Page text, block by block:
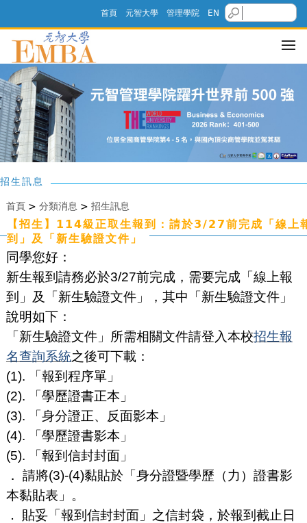
首頁 元智大學 管理學院 EN
招生訊息
首頁> 分類消息 > 招生訊息
【招生】114級正取生報到：請於3/27前完成「線上
到」及「新生驗證文件」
同學您好：
新生報到請務必於3/27前完成，需要完成「線上報
到」及「新生驗證文件」，其中「新生驗證文件」
說明如下：
「新生驗證文件」所需相關文件請登入本校招生報
名查詢系統之後可下載：
(1). 「報到程序單」
(2). 「學歷證書正本」
(3). 「身分證正、反面影本」
(4). 「學歷證書影本」
(5). 「報到信封封面」
． 請將(3)-(4)黏貼於「身分證暨學歷（力）證書影
本黏貼表」。
． 貼妥「報到信封封面」之信封袋，於報到截止日